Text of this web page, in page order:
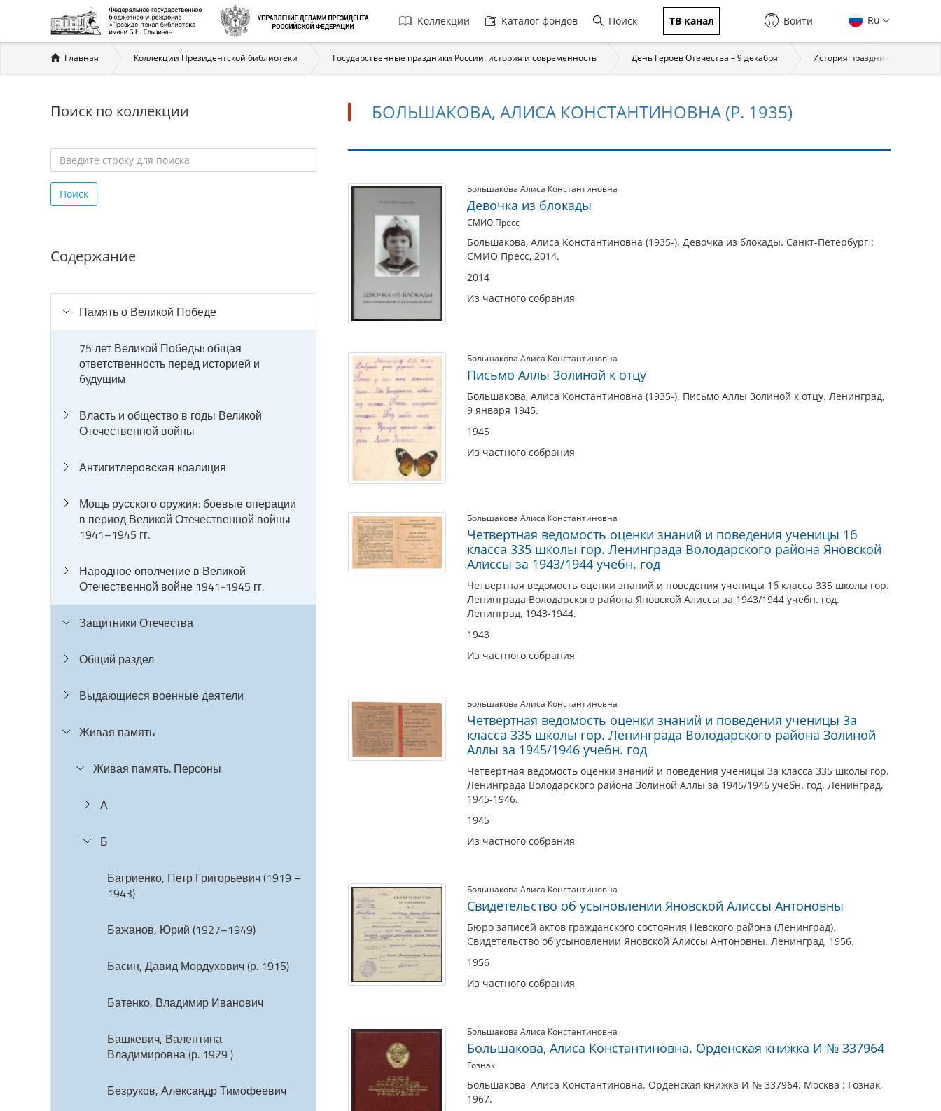
Главная
навигация
Коллекции Каталог фондов Поиск ТВ канал Ru
Войти
Вы
здесь
Главная Коллекции Президентской библиотеки Государственные праздники России: история и современность День Героев Отечества – 9 декабря История праздника
Поиск по коллекции
строку
для
Поиск
Содержание
Память о Великой Победе
75 лет Великой Победы: общая
ответственность перед историей и
будущим
Власть и общество в годы Великой
Отечественной войны
Антигитлеровская коалиция
Мощь русского оружия: боевые операции
в период Великой Отечественной войны
1941–1945 гг.
Народное ополчение в Великой
Отечественной войне 1941-1945 гг.
Защитники Отечества
Общий раздел
Выдающиеся военные деятели
Живая память
Живая память. Персоны
А
Б
Багриенко, Петр Григорьевич (1919 –
1943)
Бажанов, Юрий (1927–1949)
Басин, Давид Мордухович (р. 1915)
Батенко, Владимир Иванович
Башкевич, Валентина
Владимировна (р. 1929 )
Безруков, Александр Тимофеевич
БОЛЬШАКОВА, АЛИСА КОНСТАНТИНОВНА (Р. 1935)
Большакова,
Алиса
Константиновна
1935)
Большакова Алиса Константиновна
Девочка из блокады
СМИО Пресс
Большакова, Алиса Константиновна (1935-). Девочка из блокады. Санкт-Петербург :
СМИО Пресс, 2014.
2014
Из частного собрания
Большакова Алиса Константиновна
Письмо Аллы Золиной к отцу
Большакова, Алиса Константиновна (1935-). Письмо Аллы Золиной к отцу. Ленинград,
9 января 1945.
1945
Из частного собрания
Большакова Алиса Константиновна
Четвертная ведомость оценки знаний и поведения ученицы 1б
класса 335 школы гор. Ленинграда Володарского района Яновской
Алиссы за 1943/1944 учебн. год
Четвертная ведомость оценки знаний и поведения ученицы 1б класса 335 школы гор.
Ленинграда Володарского района Яновской Алиссы за 1943/1944 учебн. год.
Ленинград, 1943-1944.
1943
Из частного собрания
Большакова Алиса Константиновна
Четвертная ведомость оценки знаний и поведения ученицы 3а
класса 335 школы гор. Ленинграда Володарского района Золиной
Аллы за 1945/1946 учебн. год
Четвертная ведомость оценки знаний и поведения ученицы 3а класса 335 школы гор.
Ленинграда Володарского района Золиной Аллы за 1945/1946 учебн. год. Ленинград,
1945-1946.
1945
Из частного собрания
Большакова Алиса Константиновна
Свидетельство об усыновлении Яновской Алиссы Антоновны
Бюро записей актов гражданского состояния Невского района (Ленинград).
Свидетельство об усыновлении Яновской Алиссы Антоновны. Ленинград, 1956.
1956
Из частного собрания
Большакова Алиса Константиновна
Большакова, Алиса Константиновна. Орденская книжка И № 337964
Гознак
Большакова, Алиса Константиновна. Орденская книжка И № 337964. Москва : Гознак,
1967.